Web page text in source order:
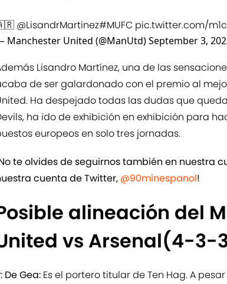
@LisandrMartinez#MUFC pic.twitter.com/
Manchester United (@ManUtd)September 3,
Lisandro Martínez, una de las
de ser galardonado con el premio al
Ha despejado todas las dudas que
ha ido de exhibición en exhibición para
europeos en solo tres jornadas.
te olvides de seguirnos también en nuestra
cuenta de Twitter, @90minespanol!
alineación del
vs Arsenal(4-3-
De Gea: Es el portero titular de Ten Hag. A